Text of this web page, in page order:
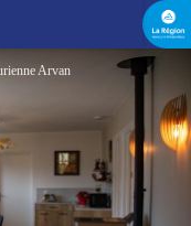
Arvan